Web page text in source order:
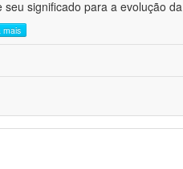
significado para a evolução da
mais